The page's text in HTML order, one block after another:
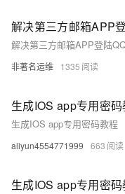
非著名运维 1335
生成IOS app专用密
生成IOS app专用密码教程
aliyun4554771999 663
生成IOS app专用密